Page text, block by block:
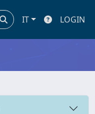
IT LOGIN